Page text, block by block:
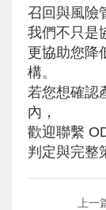
召回與風險
我們不只是
更協助您降
構。
若您想確認
內，
歡迎聯繫
判定與完整
上一